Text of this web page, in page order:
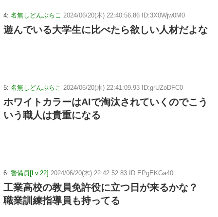
4: 名無しどんぶらこ 2024/06/20(木) 22:40:56.86 ID:3X0Wjw0M0
遊んでいる大学生に比べたら欲しい人材だよな
5: 名無しどんぶらこ 2024/06/20(木) 22:41:09.93 ID:grUZoDFC0
ホワイトカラーはAIで淘汰されていくのでこう
いう職人は貴重になる
6: 警備員[Lv.22] 2024/06/20(木) 22:42:52.83 ID:EPgEKGa40
工業高校の教員免許役に立つ日が来るかな？
職業訓練指導員も持ってる